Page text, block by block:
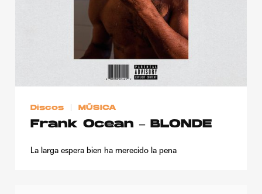
Discos MÚSICA
Frank Ocean – BLONDE
La larga espera bien ha merecido la pena